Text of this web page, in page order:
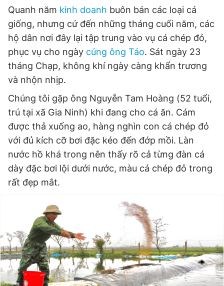
Thông tin tòa soạn Liên hệ quảng cáo
Đọc Thanh Niên trên điện thoại
Theo dõi báo trên
Hotline
Đặt báo Quảng cáo Tòa soạn Chính sách bảo
Tổng biên tập: Nguyễn Ngọc Toàn
Phó tổng biên tập thường trực: Hải Thành
Phó tổng biên tập: Lâm Hiếu Dũng
Phó tổng biên tập: Trần Việt Hưng
Tổng thư ký tòa soạn: Đức Trung
Quanh năm kinh doanh buôn bán các loại cá
giống, nhưng cứ đến những tháng cuối năm, các
hộ dân nơi đây lại tập trung vào vụ cá chép đỏ,
phục vụ cho ngày cúng ông Táo. Sát ngày 23
tháng Chạp, không khí ngày càng khẩn trương
và nhộn nhịp.
Chúng tôi gặp ông Nguyễn Tam Hoàng (52 tuổi,
trú tại xã Gia Ninh) khi đang cho cá ăn. Cám
được thả xuống ao, hàng nghìn con cá chép đỏ
với đủ kích cỡ bơi đặc kéo đến đớp mồi. Làn
nước hồ khá trong nên thấy rõ cả từng đàn cá
dày đặc bơi lội dưới nước, màu cá chép đỏ trong
rất đẹp mắt.